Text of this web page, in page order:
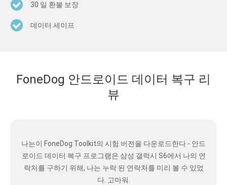
30 일 환불 보장
데이터 세이프
FoneDog 안드로이드 데이터 복구 리
뷰
나는이 FoneDog Toolkit의 시험 버전을 다운로드한다 - 안드
로이드 데이터 복구 프로그램은 삼성 갤럭시 S6에서 나의 연
락처를 구하기 위해, 나는 누락 된 연락처를 미리 볼 수 있었
다. 고마워.